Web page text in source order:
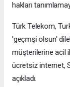
hakları
Türk Telekom,
'geçmşi olsun'
müşterilerine acil
ücretsiz internet,
açıkladı.